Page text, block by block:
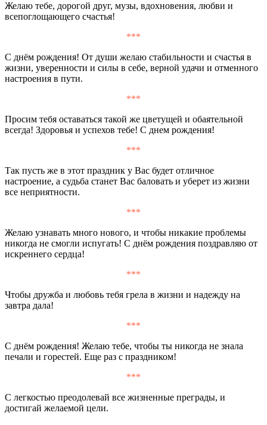
Желаю тебе, дорогой друг, музы, вдохновения, любви и
всепоглощающего счастья!
***
С днём рождения! От души желаю стабильности и счастья в
жизни, уверенности и силы в себе, верной удачи и отменного
настроения в пути.
***
Просим тебя оставаться такой же цветущей и обаятельной
всегда! Здоровья и успехов тебе! С днем рождения!
***
Так пусть же в этот праздник у Вас будет отличное
настроение, а судьба станет Вас баловать и уберет из жизни
все неприятности.
***
Желаю узнавать много нового, и чтобы никакие проблемы
никогда не смогли испугать! С днём рождения поздравляю от
искреннего сердца!
***
Чтобы дружба и любовь тебя грела в жизни и надежду на
завтра дала!
***
С днём рождения! Желаю тебе, чтобы ты никогда не знала
печали и горестей. Еще раз с праздником!
***
С легкостью преодолевай все жизненные преграды, и
достигай желаемой цели.